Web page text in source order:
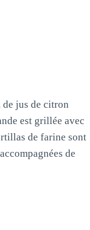
de jus de citron
est grillée avec
de farine sont
de